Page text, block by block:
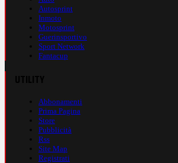
Autosprint
Inmoto
Motosprint
Guerinsportivo
Sport Network
Fantacup
Abbonamenti
Prima Pagina
Store
Pubblicità
Rss
Site Map
Registrati